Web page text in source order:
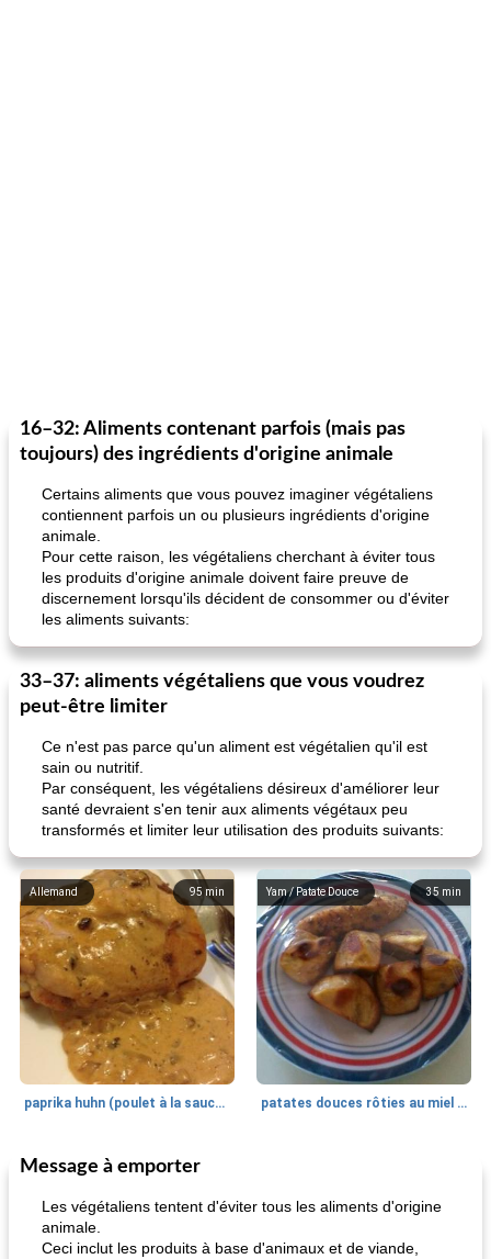
16–32: ​​Aliments contenant parfois (mais pas
toujours) des ingrédients d'origine animale
Certains aliments que vous pouvez imaginer végétaliens
contiennent parfois un ou plusieurs ingrédients d'origine
animale.
Pour cette raison, les végétaliens cherchant à éviter tous
les produits d'origine animale doivent faire preuve de
discernement lorsqu'ils décident de consommer ou d'éviter
les aliments suivants:
33–37: aliments végétaliens que vous voudrez
peut-être limiter
Ce n'est pas parce qu'un aliment est végétalien qu'il est
sain ou nutritif.
Par conséquent, les végétaliens désireux d'améliorer leur
santé devraient s'en tenir aux aliments végétaux peu
transformés et limiter leur utilisation des produits suivants:
95 min
Allemand
paprika huhn (poulet à la sauce paprika).
35 min
Yam / Patate Douce
patates douces rôties au miel / kumara
25
Petit déjeuner et brunch
Message à emporter
Les végétaliens tentent d'éviter tous les aliments d'origine
animale.
Ceci inclut les produits à base d'animaux et de viande,